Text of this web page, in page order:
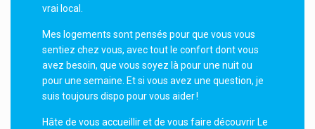
vrai local.
Mes logements sont pensés pour que vous vous
sentiez chez vous, avec tout le confort dont vous
avez besoin, que vous soyez là pour une nuit ou
pour une semaine. Et si vous avez une question, je
suis toujours dispo pour vous aider !
Hâte de vous accueillir et de vous faire découvrir Le